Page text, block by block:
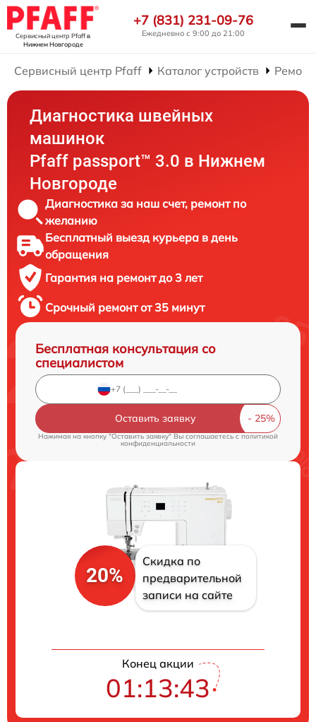
Сервисный центр Pfaffв
Нижнем Новгороде
+7 (831) 231-09-76
Ежедневно с 9:00 до 21:00
Сервисный центр Pfaff Каталог устройств
Диагностика швейных
машинок
Pfaff passport™ 3.0 в Нижнем
Новгороде
Диагностика за наш счет, ремонт по
желанию
Бесплатный выезд курьера в день
обращения
Гарантия на ремонт до 3 лет
Срочный ремонт от 35 минут
Бесплатная консультация со
специалистом
Оставить заявку
Нажимая на кнопку "Оставить заявку" Вы соглашаетесь cполитикой
конфиденциальности
20%
Скидка по
предварительной
записи на сайте
Конец акции
01:13:43